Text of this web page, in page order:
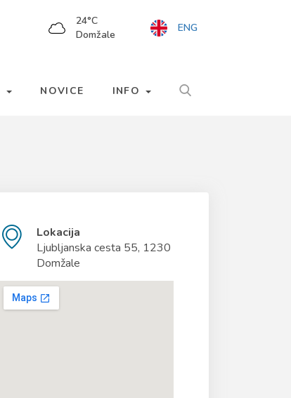
24°C
Domžale
ENG
NOVICE INFO
Lokacija
Ljubljanska cesta 55, 1230
Domžale